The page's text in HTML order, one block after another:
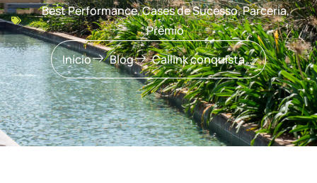
Best Performance,Cases de Sucesso,Parceria,
Prêmio
Início
Blog Callink conquista o 1º lugar na categoria Excelência em Atendimento Digital do Cliente do Prêmio Best Performance